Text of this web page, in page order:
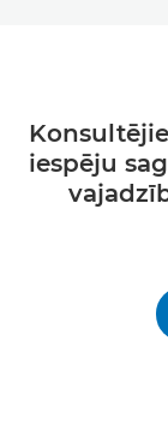
iespēju